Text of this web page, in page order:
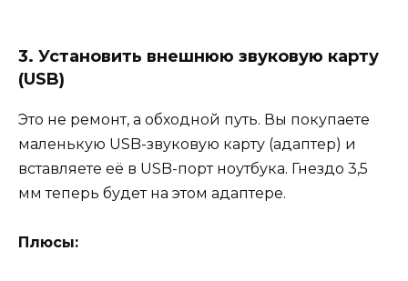
3. Установить внешнюю звуковую карту
(USB)
Это не ремонт, а обходной путь. Вы покупаете
маленькую USB-звуковую карту (адаптер) и
вставляете её в USB-порт ноутбука. Гнездо 3,5
мм теперь будет на этом адаптере.
Плюсы: